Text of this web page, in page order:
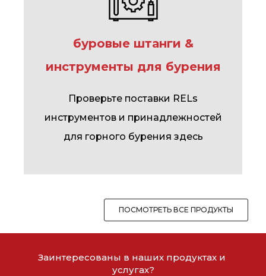
буровые штанги &
инструменты для бурения
Проверьте поставки RELs
инструментов и принадлежностей
для горного бурения здесь
ПОСМОТРЕТЬ ВСЕ ПРОДУКТЫ
Заинтересованы в наших продуктах и ​​
услугах?